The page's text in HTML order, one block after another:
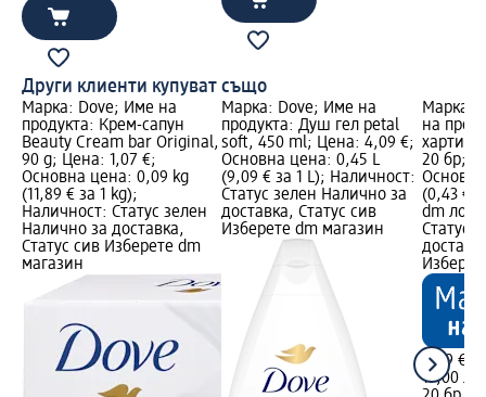
Други клиенти купуват също
Марка: Dove; Име на
продукта: Крем-сапун
Beauty Cream bar Original,
90 g; Цена: 1,07 €;
Основна цена: 0,09 kg
(11,89 € за 1 kg);
Наличност: Статус зелен
Налично за доставка,
Статус сив Изберете dm
магазин
Марка: Dove; Име на
продукта: Душ гел petal
soft, 450 ml; Цена: 4,09 €;
Основна цена: 0,45 L
(9,09 € за 1 L); Наличност:
Статус зелен Налично за
доставка, Статус сив
Изберете dm магазин
Марка:
на
хартия
20 бр;
(0,43 €
dm
Статус
8,69 €
17,00 лв.